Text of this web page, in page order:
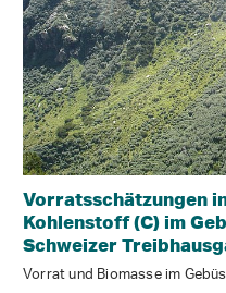
Vorratsschätzungen
Kohlenstoff (C) im
Schweizer
Vorrat und Biomasse im